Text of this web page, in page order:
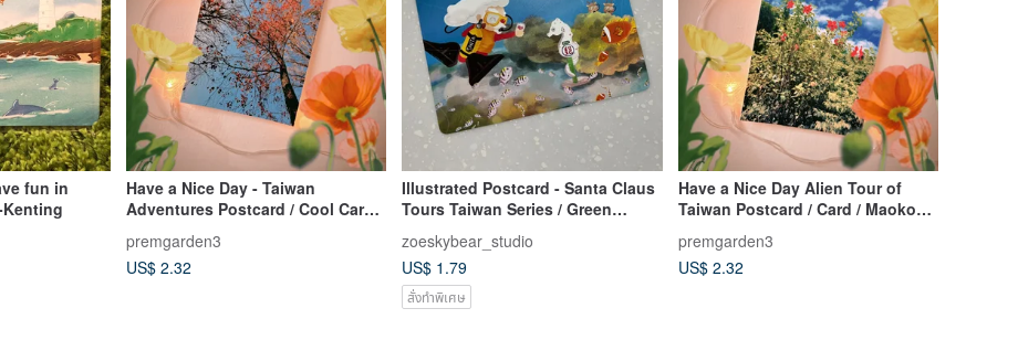
fun in
Kenting
Have a Nice Day - Taiwan
Adventures Postcard / Cool Card /
premgarden3
US$ 2.32
Illustrated Postcard - Santa Claus
Tours Taiwan Series / Green
zoeskybear_studio
US$ 1.79
สั่งทำพิเศษ
Have a Nice Day Alien Tour of
Taiwan Postcard / Card / Maokong
premgarden3
US$ 2.32